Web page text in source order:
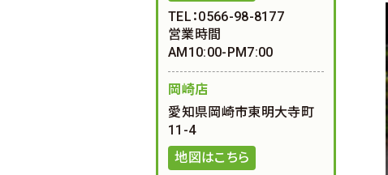
TEL：0566-98-8177
営業時間
AM10:00-PM7:00
岡崎店
愛知県岡崎市東明大寺町
11-4
地図はこちら